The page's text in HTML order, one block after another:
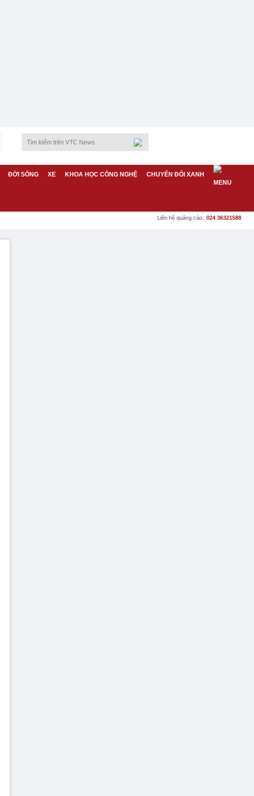
ĐỜI SỐNG XE KHOA HỌC CÔNG NGHỆ CHUYỂN ĐỔI XANH
Liên hệ quảng cáo: 024 36321588